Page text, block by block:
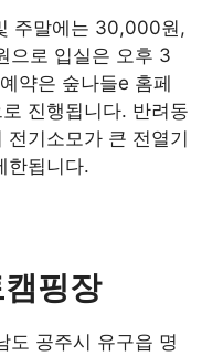
주말에는 30,000원,
으로 입실은 오후 3
약은 숲나들e 홈페
진행됩니다. 반려동
전기소모가 큰 전열기
한됩니다.
핑장
도 공주시 유구읍 명